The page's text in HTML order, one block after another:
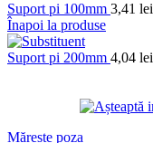
Suport pi 100mm 3,41 lei
Înapoi la produse
Suport pi 200mm 4,04 lei
Mărește poza